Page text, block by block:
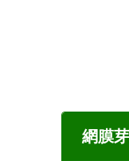
網膜